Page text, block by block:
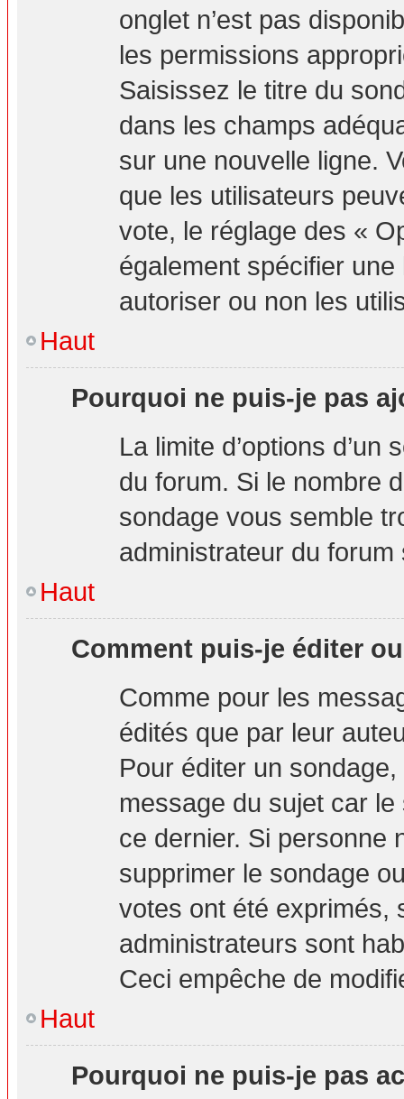
onglet n’est pas
les permissions
Saisissez le titre du
dans les champs
sur une nouvelle ligne.
que les utilisateurs
vote, le réglage des «
également spécifier
autoriser ou non les
Haut
Pourquoi ne puis-je pas
La limite d’options d’un
du forum. Si le nombre
sondage vous semble
administrateur du forum
Haut
Comment puis-je éditer
Comme pour les
édités que par leur
Pour éditer un
message du sujet car
ce dernier. Si personne
supprimer le sondage
votes ont été exprimés,
administrateurs sont
Ceci empêche de
Haut
Pourquoi ne puis-je pas